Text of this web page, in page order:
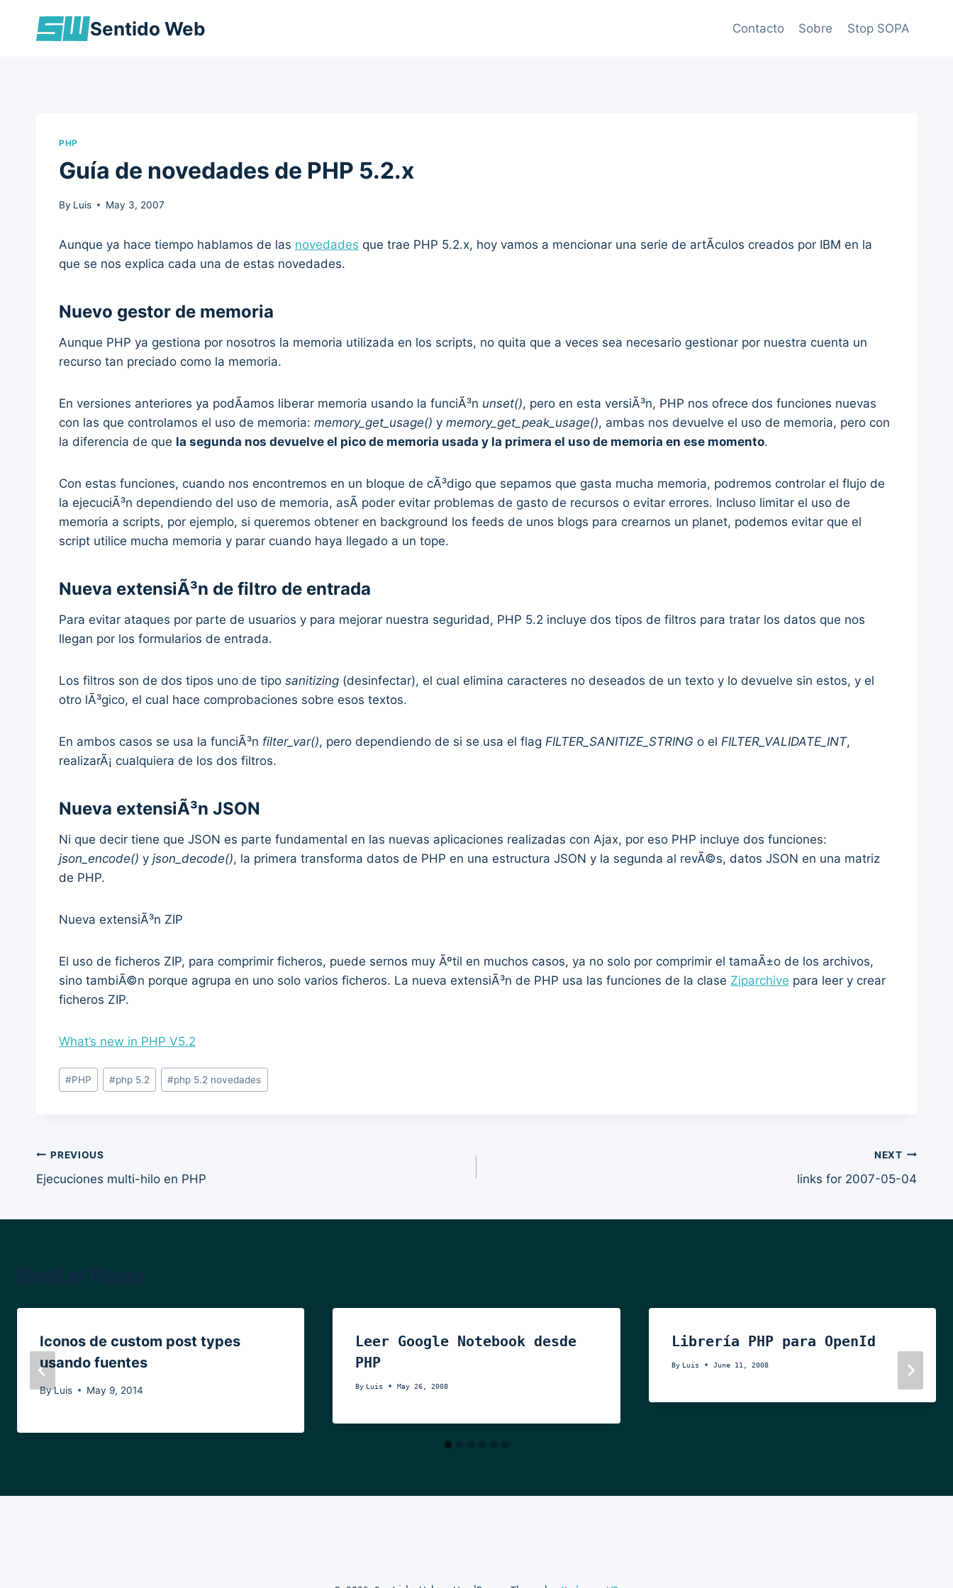
Sentido Web Contacto Sobre Stop SOPA
PHP
Guía de novedades de PHP 5.2.x
By Luis May 3, 2007
Aunque ya hace tiempo hablamos de las novedades que trae PHP 5.2.x, hoy vamos a mencionar una serie de artÃ­culos creados por IBM en la
que se nos explica cada una de estas novedades.
Nuevo gestor de memoria
Aunque PHP ya gestiona por nosotros la memoria utilizada en los scripts, no quita que a veces sea necesario gestionar por nuestra cuenta un
recurso tan preciado como la memoria.
En versiones anteriores ya podÃ­amos liberar memoria usando la funciÃ³n unset(), pero en esta versiÃ³n, PHP nos ofrece dos funciones nuevas
con las que controlamos el uso de memoria: memory_get_usage() y memory_get_peak_usage(), ambas nos devuelve el uso de memoria, pero con
la diferencia de que la segunda nos devuelve el pico de memoria usada y la primera el uso de memoria en ese momento.
Con estas funciones, cuando nos encontremos en un bloque de cÃ³digo que sepamos que gasta mucha memoria, podremos controlar el flujo de
la ejecuciÃ³n dependiendo del uso de memoria, asÃ­ poder evitar problemas de gasto de recursos o evitar errores. Incluso limitar el uso de
memoria a scripts, por ejemplo, si queremos obtener en background los feeds de unos blogs para crearnos un planet, podemos evitar que el
script utilice mucha memoria y parar cuando haya llegado a un tope.
Nueva extensiÃ³n de filtro de entrada
Para evitar ataques por parte de usuarios y para mejorar nuestra seguridad, PHP 5.2 incluye dos tipos de filtros para tratar los datos que nos
llegan por los formularios de entrada.
Los filtros son de dos tipos uno de tipo sanitizing (desinfectar), el cual elimina caracteres no deseados de un texto y lo devuelve sin estos, y el
otro lÃ³gico, el cual hace comprobaciones sobre esos textos.
En ambos casos se usa la funciÃ³n filter_var(), pero dependiendo de si se usa el flag FILTER_SANITIZE_STRING o el FILTER_VALIDATE_INT,
realizarÃ¡ cualquiera de los dos filtros.
Nueva extensiÃ³n JSON
Ni que decir tiene que JSON es parte fundamental en las nuevas aplicaciones realizadas con Ajax, por eso PHP incluye dos funciones:
json_encode() y json_decode(), la primera transforma datos de PHP en una estructura JSON y la segunda al revÃ©s, datos JSON en una matriz
de PHP.
Nueva extensiÃ³n ZIP
El uso de ficheros ZIP, para comprimir ficheros, puede sernos muy Ãºtil en muchos casos, ya no solo por comprimir el tamaÃ±o de los archivos,
sino tambiÃ©n porque agrupa en uno solo varios ficheros. La nueva extensiÃ³n de PHP usa las funciones de la clase Ziparchive para leer y crear
ficheros ZIP.
What’s new in PHP V5.2
Post
Tags:
#PHP #php 5.2 #php 5.2 novedades
Post
navigation
PREVIOUS
Ejecuciones multi-hilo en PHP
NEXT
links for 2007-05-04
Iconos de custom post types
usando fuentes
ByLuis May 9, 2014
Leer Google Notebook desde
PHP
By Luis May 26, 2008
Librería PHP para OpenId
By Luis June 11, 2008